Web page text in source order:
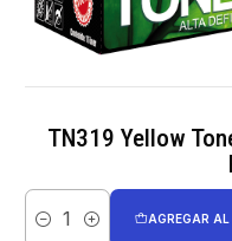
TN319 Yellow
Cantidad
AGREGAR AL